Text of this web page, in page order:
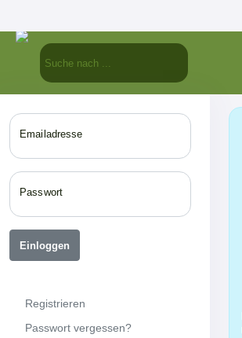
Emailadresse
Passwort
Einloggen
Registrieren
Passwort vergessen?